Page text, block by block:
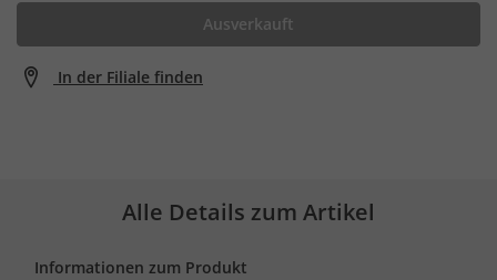
Ausverkauft
In der Filiale finden
Alle Details zum Artikel
Informationen zum Produkt